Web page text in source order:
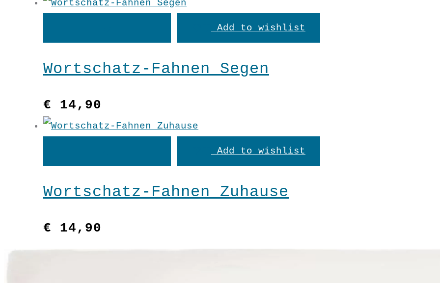
Add to wishlist
Wortschatz-Fahnen Segen
€ 14,90
Add to wishlist
Wortschatz-Fahnen Zuhause
€ 14,90